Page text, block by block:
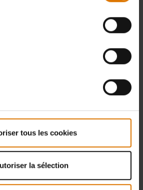
tous les cookies
la sélection
320
/ E 320 /